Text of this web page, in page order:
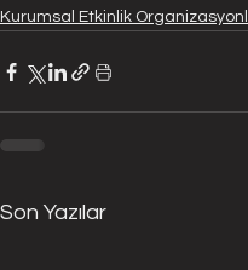
Kurumsal Etkinlik
Son Yazılar